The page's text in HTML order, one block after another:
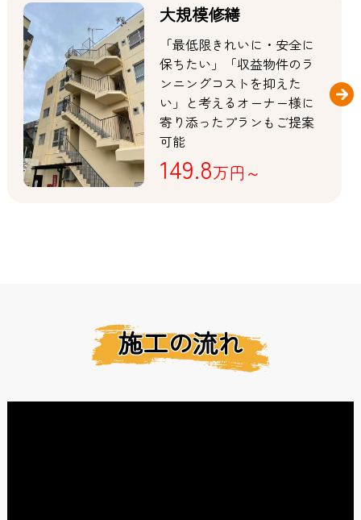
大規模修繕
「最低限きれいに・安全に
保ちたい」「収益物件のラ
ンニングコストを抑えた
い」と考えるオーナー様に
寄り添ったプランもご提案
可能
149.8万円～
施工の流れ